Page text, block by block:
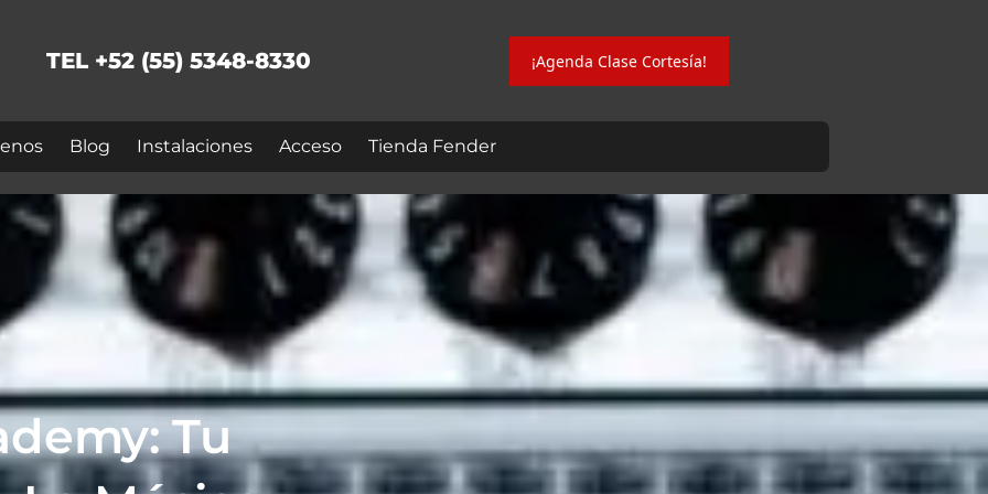
TEL +52 (55) 5348-8330 ¡Agenda Clase Cortesía!
Blog Instalaciones Acceso Tienda Fender
Tu